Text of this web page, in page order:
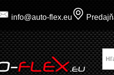
info@auto-flex.eu